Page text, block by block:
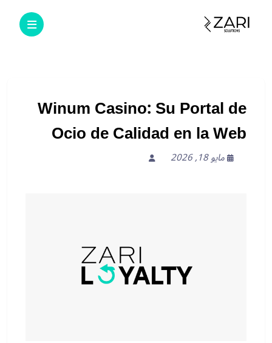
Winum Casino: Su Portal de
Ocio de Calidad en la Web
مايو 18, 2026